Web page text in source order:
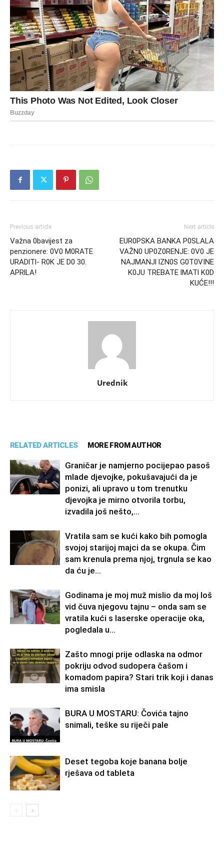
Previous article
Važna 0bavijest za
penzionere: 0V0 M0RATE
URADlTl- R0K JE D0 30.
APRlLA!
Next article
EUR0PSKA BANKA P0SLALA
VAŽN0 UP0Z0RENJE: 0V0 JE
NAJMANJl lZN0S G0T0VINE
K0JU TREBATE lMATl K0D
KUĆE!!!
Urednik
RELATED ARTICLES MORE FROM AUTHOR
Graničar je namjerno pocijepao pasoš
mlade djevojke, pokušavajući da je
ponizi, ali upravo u tom trenutku
djevojka je mirno otvorila torbu,
izvadila još nešto,...
Vratila sam se kući kako bih pomogla
svojoj starijoj majci da se okupa. Čim
sam krenula prema njoj, trgnula se kao
da ću je...
Godinama je moj muž mislio da moj loš
vid čuva njegovu tajnu – onda sam se
vratila kući s laserske operacije oka,
pogledala u...
Zašto mnogi prije odlaska na odmor
pokriju odvod sudopera čašom i
komadom papira? Stari trik koji i danas
ima smisla
BURA U MOSTARU: Čovića tajno
snimali, teške su riječi pale
Deset tegoba koje banana bolje
rješava od tableta